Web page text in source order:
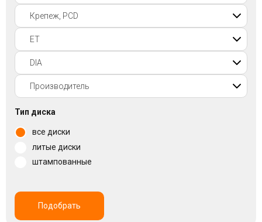
Войти на сайт
+7(812)317-
17-
52
Пн-
Вс:
Тип диска
все диски
литые диски
штампованные
Подобрать